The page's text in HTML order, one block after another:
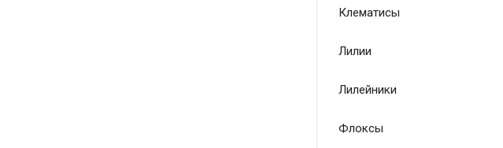
Клематисы
Лилии
Лилейники
Флоксы